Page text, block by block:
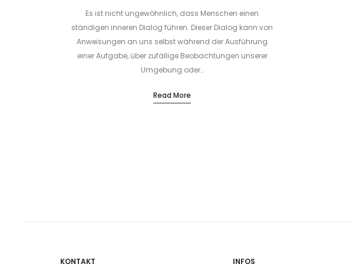
Es ist nicht ungewöhnlich, dass Menschen einen
ständigen inneren Dialog führen. Dieser Dialog kann von
Anweisungen an uns selbst während der Ausführung
einer Aufgabe, über zufällige Beobachtungen unserer
Umgebung oder…
Read More
KONTAKT INFOS